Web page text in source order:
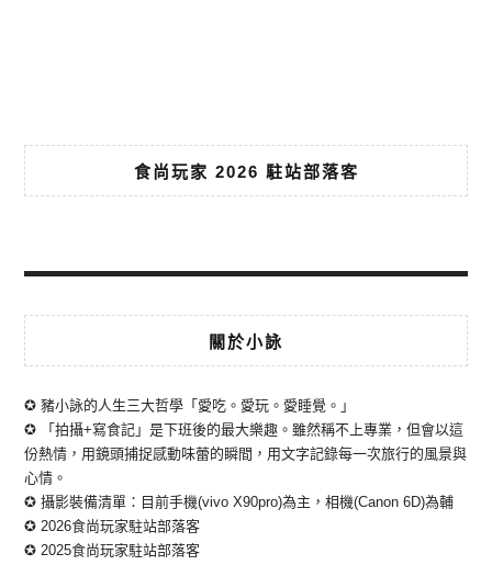
食尚玩家 2026 駐站部落客
關於小詠
✪ 豬小詠的人生三大哲學「愛吃。愛玩。愛睡覺。」
✪ 「拍攝+寫食記」是下班後的最大樂趣。雖然稱不上專業，但會以這
份熱情，用鏡頭捕捉感動味蕾的瞬間，用文字記錄每一次旅行的風景與
心情。
✪ 攝影裝備清單：目前手機(vivo X90pro)為主，相機(Canon 6D)為輔
✪ 2026食尚玩家駐站部落客
✪ 2025食尚玩家駐站部落客